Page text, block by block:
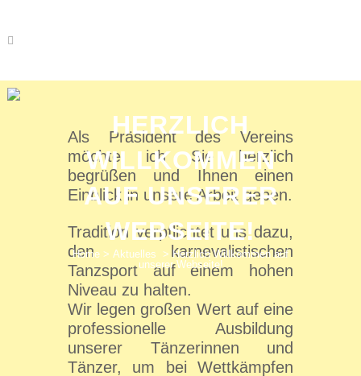
HERZLICH
WILLKOMMEN
AUF UNSERER
WEBSEITE!
Home > Aktuelles > Herzlich Willkommen auf
unserer Webseite!
Als Präsident des Vereins
möchte ich Sie herzlich
begrüßen und Ihnen einen
Einblick in unsere Arbeit geben.
Tradition verpflichtet uns dazu,
den karnevalistischen
Tanzsport auf einem hohen
Niveau zu halten.
Wir legen großen Wert auf eine
professionelle Ausbildung
unserer Tänzerinnen und
Tänzer, um bei Wettkämpfen